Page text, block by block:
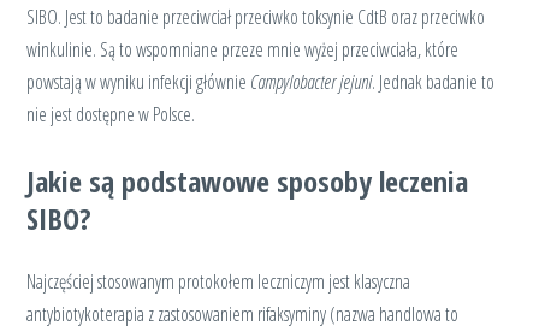
SIBO. Jest to badanie przeciwciał przeciwko toksynie CdtB oraz przeciwko
winkulinie. Są to wspomniane przeze mnie wyżej przeciwciała, które
powstają w wyniku infekcji głównie Campylobacter jejuni. Jednak badanie to
nie jest dostępne w Polsce.
Jakie są podstawowe sposoby leczenia
SIBO?
Najczęściej stosowanym protokołem leczniczym jest klasyczna
antybiotykoterapia z zastosowaniem rifaksyminy (nazwa handlowa to